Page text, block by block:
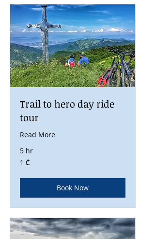
Trail to hero day ride
tour
Read More
5 hr
1
ქართული
1 ₾
Book Now